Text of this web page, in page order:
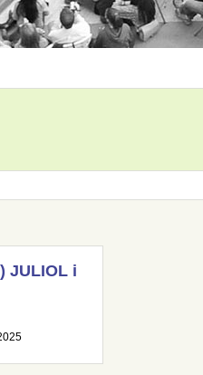
JULIOL i